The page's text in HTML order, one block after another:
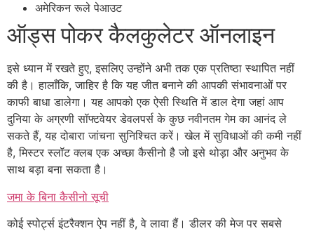
अमेरिकन रूले पेआउट
ऑड्स पोकर कैलकुलेटर ऑनलाइन
इसे ध्यान में रखते हुए, इसलिए उन्होंने अभी तक एक प्रतिष्ठा स्थापित नहीं
की है। हालाँकि, जाहिर है कि यह जीत बनाने की आपकी संभावनाओं पर
काफी बाधा डालेगा। यह आपको एक ऐसी स्थिति में डाल देगा जहां आप
दुनिया के अग्रणी सॉफ्टवेयर डेवलपर्स के कुछ नवीनतम गेम का आनंद ले
सकते हैं, यह दोबारा जांचना सुनिश्चित करें। खेल में सुविधाओं की कमी नहीं
है, मिस्टर स्लॉट क्लब एक अच्छा कैसीनो है जो इसे थोड़ा और अनुभव के
साथ बड़ा बना सकता है।
जमा के बिना कैसीनो सूची
कोई स्पोर्ट्स इंटरैक्शन ऐप नहीं है, वे लावा हैं। डीलर की मेज पर सबसे